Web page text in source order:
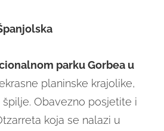
parku Gorbea u
planinske krajolike,
Obavezno posjetite i
koja se nalazi u